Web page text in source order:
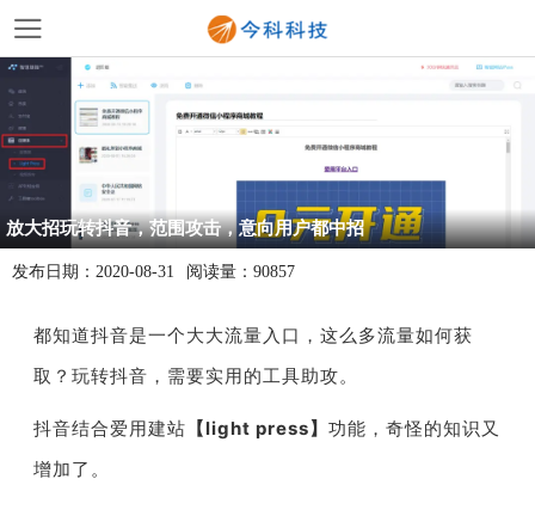
放大招玩转抖音，范围攻击，意向用户都中招
发布日期： 2020-08-31 阅读量： 90857
都知道抖音是一个大大流量入口，这么多流量如何获
取？玩转抖音，需要实用的工具助攻。
抖音结合爱用建站 【light press】 功能，奇怪的知识又
增加了。